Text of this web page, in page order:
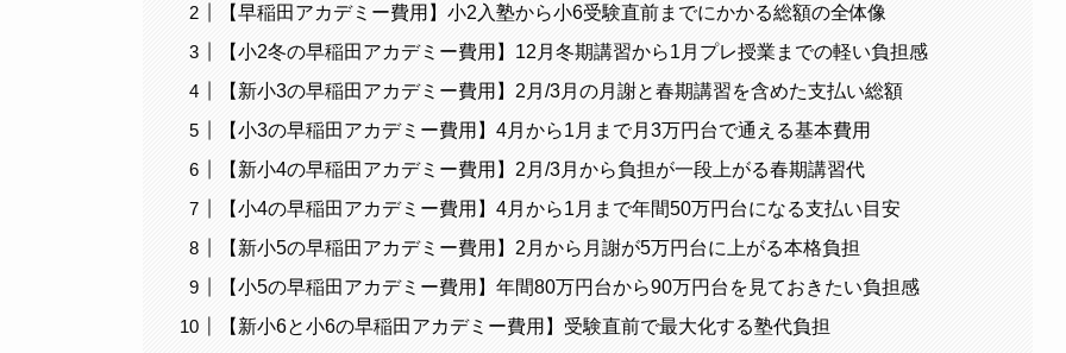
【早稲田アカデミー費用】小2入塾から小6受験直前までにかかる総額の全体像
【小2冬の早稲田アカデミー費用】12月冬期講習から1月プレ授業までの軽い負担感
【新小3の早稲田アカデミー費用】2月/3月の月謝と春期講習を含めた支払い総額
【小3の早稲田アカデミー費用】4月から1月まで月3万円台で通える基本費用
【新小4の早稲田アカデミー費用】2月/3月から負担が一段上がる春期講習代
【小4の早稲田アカデミー費用】4月から1月まで年間50万円台になる支払い目安
【新小5の早稲田アカデミー費用】2月から月謝が5万円台に上がる本格負担
【小5の早稲田アカデミー費用】年間80万円台から90万円台を見ておきたい負担感
【新小6と小6の早稲田アカデミー費用】受験直前で最大化する塾代負担